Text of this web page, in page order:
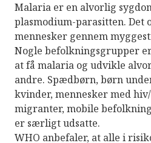
Malaria er en alvorlig
plasmodium-parasitten. Det
mennesker gennem
Nogle befolkningsgrupper
at få malaria og udvikle
andre. Spædbørn, børn
kvinder, mennesker med
migranter, mobile
er særligt udsatte.
WHO anbefaler, at alle i